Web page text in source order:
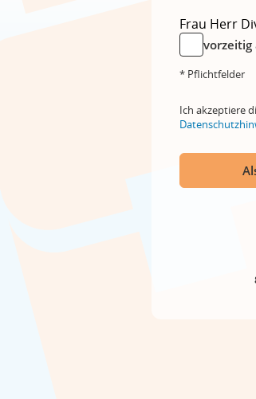
Frau Herr
vorzeitig
* Pflichtfelder
Ich akzeptiere